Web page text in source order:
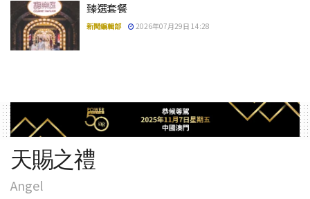
臻選套餐
新聞編輯部 2026年07月29日 14:28
天賜之禮
Angel